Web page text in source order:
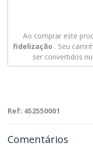
Ao comprar este
fidelização . Seu
ser convertidos
Ref: 452550001
Comentários